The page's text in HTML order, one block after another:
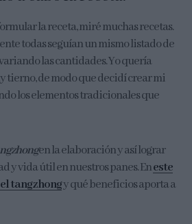
la receta, miré muchas recetas.
todas seguían un mismo listado de
las cantidades. Yo quería
tierno, de modo que decidí crear mi
los elementos tradicionales que
en la elaboración y así lograr
y vida útil en nuestros panes. Eneste
tangzhongy qué beneficios aporta a